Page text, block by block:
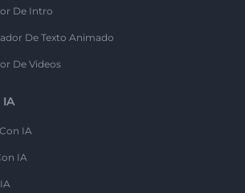
De Intro
De Texto Animado
De Videos
IA
IA